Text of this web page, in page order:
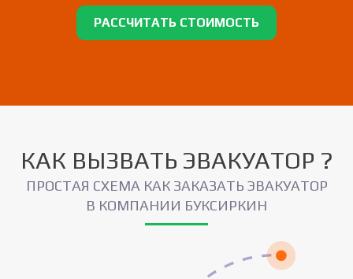
РАССЧИТАТЬ СТОИМОСТЬ
КАК ВЫЗВАТЬ ЭВАКУАТОР ?
ПРОСТАЯ СХЕМА КАК ЗАКАЗАТЬ ЭВАКУАТОР
В КОМПАНИИ БУКСИРКИН